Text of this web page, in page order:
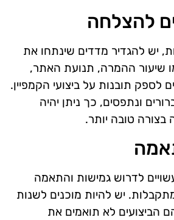
להצלחה
יש להגדיר מדדים שינתחו את
שיעור ההמרה, תנועת האתר,
לספק תובנות על ביצועי הקמפיין.
ונתפסים, כך ניתן יהיה
טובה יותר.
עשויים לדרוש גמישות והתאמה
יש להיות מוכנים לשנות
הביצועים לא תואמים את